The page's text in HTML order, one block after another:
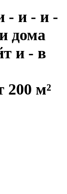
- и - и -
дома
и - в
200 м²